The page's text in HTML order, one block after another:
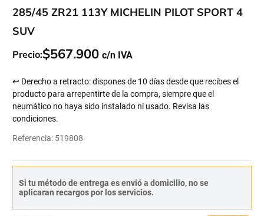
285/45 ZR21 113Y MICHELIN PILOT SPORT 4
SUV
Precio:$567.900
↩ Derecho a retracto: dispones de 10 días desde que recibes el
producto para arrepentirte de la compra, siempre que el
neumático no haya sido instalado ni usado. Revisa las
condiciones.
Referencia: 519808
Si tu método de entrega es envió a domicilio, no se
aplicaran recargos por los servicios.